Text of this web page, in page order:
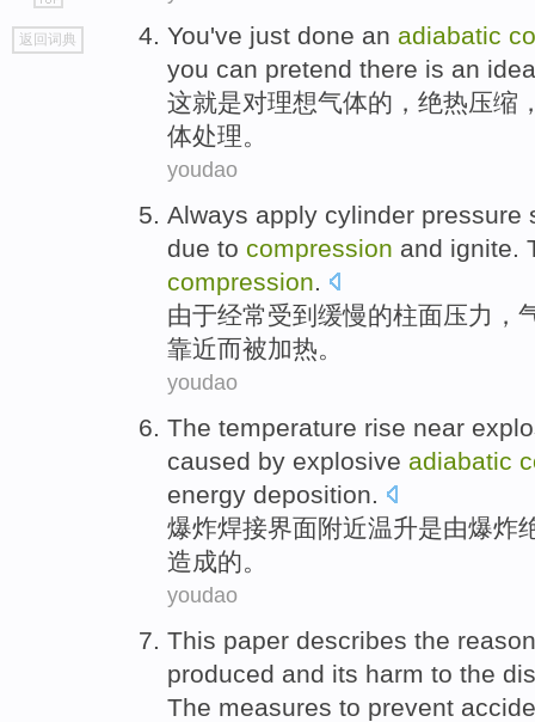
go
top
返回词典 You've just done an adiabatic
you can pretend there is an
这就是对理想气体的 ， 绝热压缩
体处理。
youdao
Always apply cylinder pressure
due to compression and ignite.
compression.
由于经常受到 缓慢的柱面压力 ，
靠近而被加热。
youdao
The temperature rise near
caused by explosive adiabatic
energy deposition.
爆炸焊接界面附近温升是由爆炸
造成的。
youdao
This paper describes the
produced and its harm to the
The measures to prevent